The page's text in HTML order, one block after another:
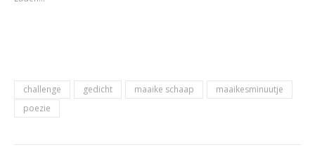
challenge gedicht maaike schaap
maaikesminuutje
poezie